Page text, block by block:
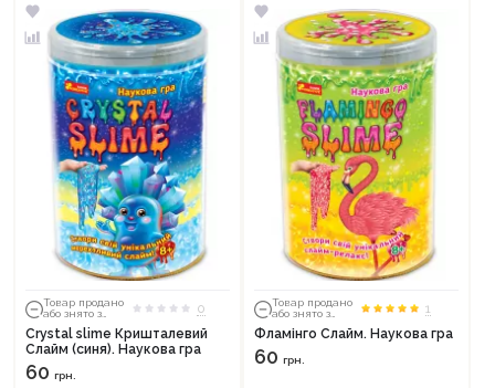
Товар продано
або знято з
0
Crystal slime Кришталевий
Слайм (синя). Наукова гра
60 грн.
Товар продано
або знято з
1
Фламінго Слайм. Наукова гра
60 грн.
Продовжити покупки
Оформити замовлення